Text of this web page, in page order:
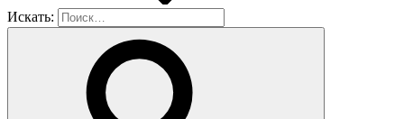
Искать: